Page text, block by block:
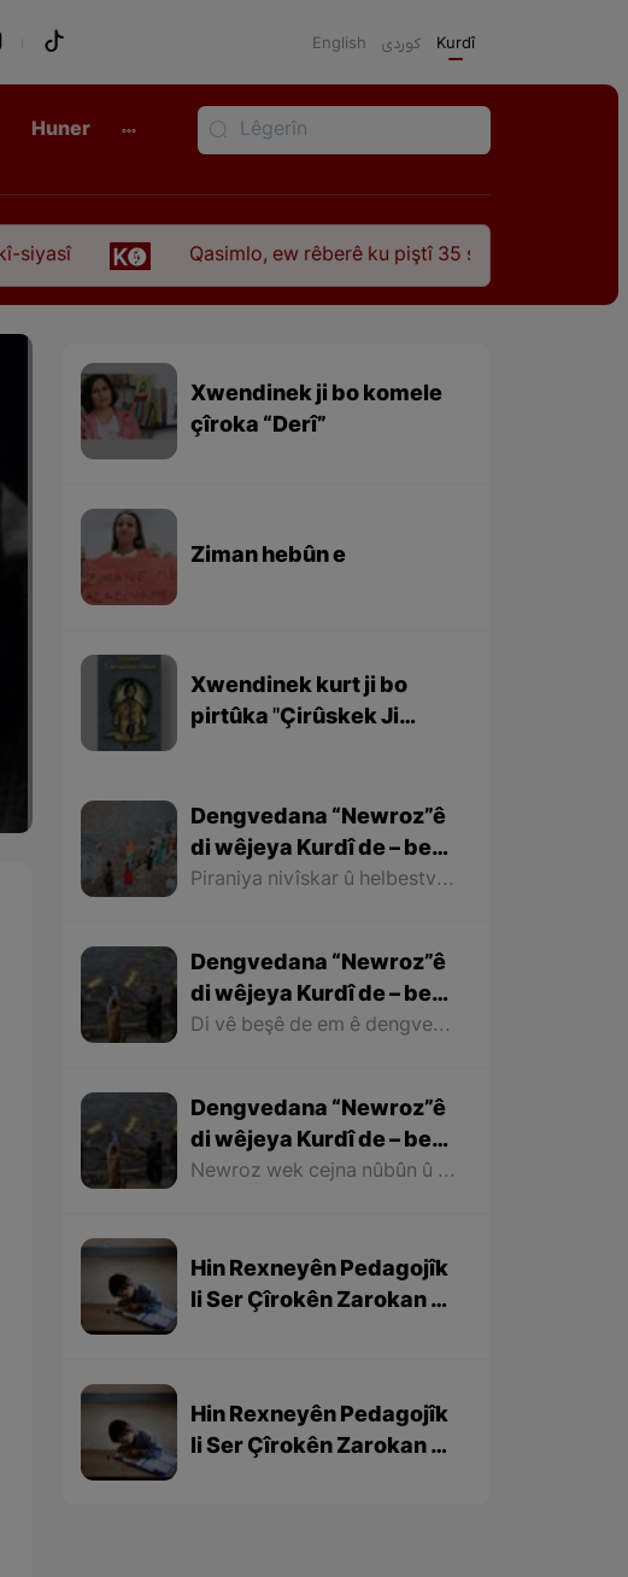
English كوردی Kurdî
Huner
Qasimlo, ew rêberê ku piştî 35 sal ji şehîdbûna wî hê jî
Xwendinek ji bo komele
çîroka “Derî”
Ziman hebûn e
Xwendinek kurt ji bo
pirtûka ''Çirûskek Ji
Dengvedana “Newroz”ê
di wêjeya Kurdî de – beşa
dawî
Piraniya nivîskar û helbestvanên Kurd di helbest û deqên xwe de behsa Newrozê kirine ku ji ber nebûna derfetê em ê tenê îşareyê bi çend mînak ji helbestên wan bikin. Di dawiyê de ez dixwazim bibêjim ku helbestvanên wek “Muxlîs, Ewnî, Hejar, Zarî, Elî Heseniyanî, Jîla Huseynî, Mihemed Salih Dîlan, Esîrî, Nasir Axabira, Celal Melekşa, Şêrko Bêkes û Ebdulah Paşêw” û hwd, di çend helbestên xwe de behsa Newrozê kirine û bal kişandine ser Kurdistanîbûna Newrozê.
Dengvedana “Newroz”ê
di wêjeya Kurdî de – beşa
2yem
Di vê beşê de em ê dengvedana zêdetir a Newrozê di helbest û deqên Kurdî de rabixine ber çavan. Herwisa pêwîst e em îşare bi wê yekê jî bikin ku tevî wê ku em di vê gotarê de dengvedana “Newroz”ê di edebiyata Kurdî de dibînin, em ê hin nivîskar û helbestvanên xwe binêrin ku mixabin navê hin ji wan hatiye jibîrkirin.
Dengvedana “Newroz”ê
di wêjeya Kurdî de – beşa
1em
Newroz wek cejna nûbûn û azadiyê di wêjeya Kurdî de û li cem helbestvan û nivîskarên Kurd, hertim girîngiya xwe hebûye. Helbestvan û nivîskarên Kurd di helbest û nivîsên xwe de Newroz wek bedewiyek, dergeheke azadiyê û sembola rizgariya netewî bi kar anîne. Ev mijare jî vedigere bo girêdana înkarkirî ya Kurd û Kurdistanê bi Newrozê re.
Hin Rexneyên Pedagojîk
li Ser Çîrokên Zarokan –
Hin Rexneyên Pedagojîk
li Ser Çîrokên Zarokan –